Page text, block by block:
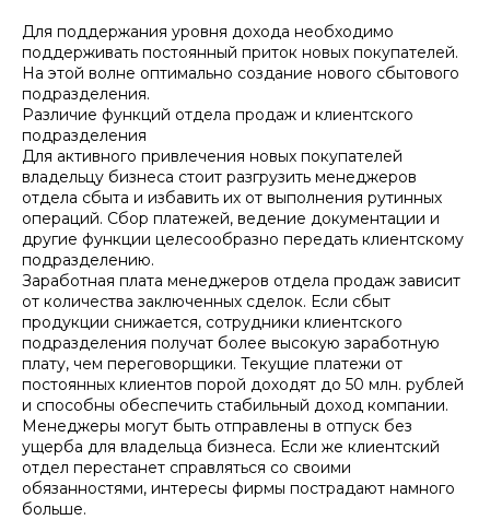
Для поддержания уровня дохода необходимо
поддерживать постоянный приток новых покупателей.
На этой волне оптимально создание нового сбытового
подразделения.
Различие функций отдела продаж и клиентского
подразделения
Для активного привлечения новых покупателей
владельцу бизнеса стоит разгрузить менеджеров
отдела сбыта и избавить их от выполнения рутинных
операций. Сбор платежей, ведение документации и
другие функции целесообразно передать клиентскому
подразделению.
Заработная плата менеджеров отдела продаж зависит
от количества заключенных сделок. Если сбыт
продукции снижается, сотрудники клиентского
подразделения получат более высокую заработную
плату, чем переговорщики. Текущие платежи от
постоянных клиентов порой доходят до 50 млн. рублей
и способны обеспечить стабильный доход компании.
Менеджеры могут быть отправлены в отпуск без
ущерба для владельца бизнеса. Если же клиентский
отдел перестанет справляться со своими
обязанностями, интересы фирмы пострадают намного
больше.